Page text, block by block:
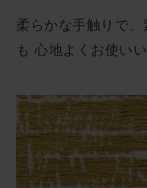
柔らかな手触りで
も 心地よくお使い